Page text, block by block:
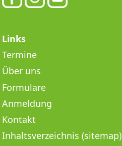
Links
Termine
Über uns
Formulare
Anmeldung
Kontakt
Inhaltsverzeichnis (sitemap)